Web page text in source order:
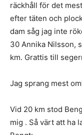
räckhåll för det
efter täten och
dam såg jag inte
30 Annika Nilsson,
km. Grattis till
Jag sprang mest
Vid 20 km stod
mig . Så värt att ha